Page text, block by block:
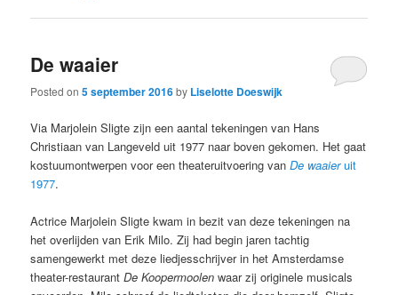
De waaier
Posted on5 september 2016by Liselotte Doeswijk
Via Marjolein Sligte zijn een aantal tekeningen van Hans
Christiaan van Langeveld uit 1977 naar boven gekomen. Het gaat
kostuumontwerpen voor een theateruitvoering vanDe waaieruit
1977.
Actrice Marjolein Sligte kwam in bezit van deze tekeningen na
het overlijden van Erik Milo. Zij had begin jaren tachtig
samengewerkt met deze liedjesschrijver in het Amsterdamse
theater-restaurantDe Koopermoolen waar zij originele musicals